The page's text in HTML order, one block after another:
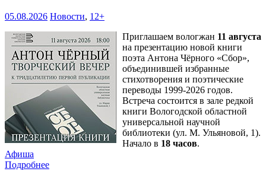
05.08.2026 Новости, 12+
Приглашаем вологжан 11 августа
на презентацию новой книги
поэта Антона Чёрного «Сбор»,
объединившей избранные
стихотворения и поэтические
переводы 1999-2026 годов.
Встреча состоится в зале редкой
книги Вологодской областной
универсальной научной
библиотеки (ул. М. Ульяновой, 1).
Начало в 18 часов.
Афиша
Подробнее